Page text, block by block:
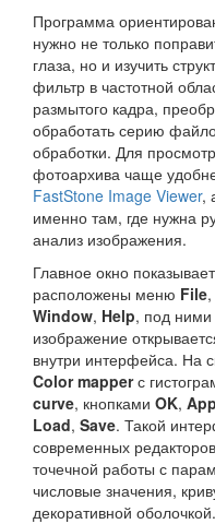
Программа
нужно не только
глаза, но и изучить
фильтр в частотной
размытого кадра,
обработать серию
обработки. Для
фотоархива чаще
FastStone Image Viewer,
именно там, где нужна
анализ изображения.
Главное окно
расположены меню File,
Window, Help, под
изображение
внутри интерфейса. На
Color mapperс
curve, кнопками OK,
Load, Save. Такой
современных
точечной работы с
числовые значения,
декоративной оболочкой.